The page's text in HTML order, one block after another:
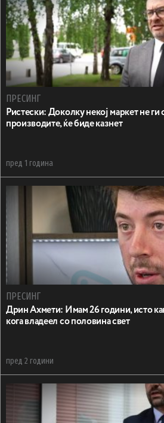
ПРЕСИНГ
Ристески: Доколку некој маркет не ги
производите, ќе биде казнет
пред 1 година
ПРЕСИНГ
Дрин Ахмети: Имам 26 години, исто
кога владеел со половина свет
пред 2 години